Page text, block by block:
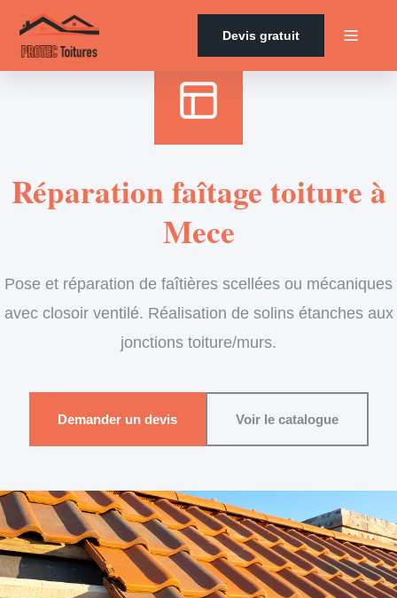
Devis gratuit
Réparation faîtage toiture à
Mece
Pose et réparation de faîtières scellées ou mécaniques
avec closoir ventilé. Réalisation de solins étanches aux
jonctions toiture/murs.
Demander un devis Voir le catalogue